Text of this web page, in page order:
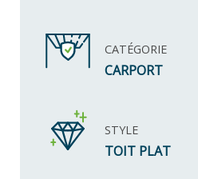
CATÉGORIE
CARPORT
STYLE
TOIT PLAT